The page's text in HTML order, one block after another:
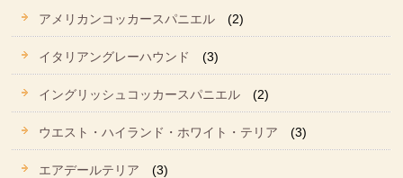
アメリカンコッカースパニエル (2)
イタリアングレーハウンド (3)
イングリッシュコッカースパニエル (2)
ウエスト・ハイランド・ホワイト・テリア (3)
エアデールテリア (3)